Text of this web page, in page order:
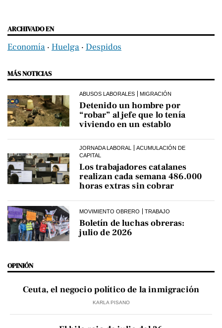
ARCHIVADO EN
Economía ‧ Huelga ‧ Despidos
MÁS NOTICIAS
ABUSOS LABORALES MIGRACIÓN
Detenido un hombre por
“robar” al jefe que lo tenía
viviendo en un establo
JORNADA LABORAL
ACUMULACIÓN DE
CAPITAL
Los trabajadores catalanes
realizan cada semana 486.000
horas extras sin cobrar
MOVIMIENTO OBRERO TRABAJO
Boletín de luchas obreras:
julio de 2026
OPINIÓN
Ceuta, el negocio político de la inmigración
KARLA PISANO